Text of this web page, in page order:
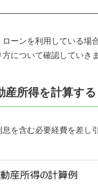
ーンを利用している場
について確認していき
所得を計算する
を含む必要経費を差し